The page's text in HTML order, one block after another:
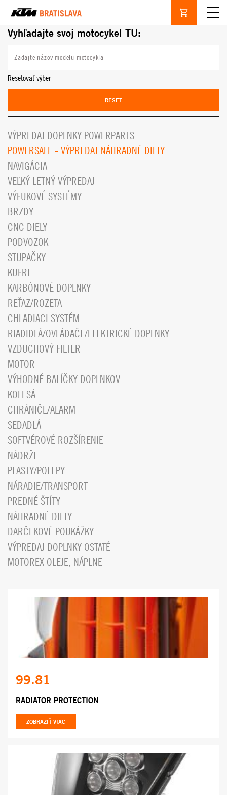
Vyhľadajte svoj motocykel TU:
Resetovať výber
RESET
VÝPREDAJ DOPLNKY POWERPARTS
POWERSALE - VÝPREDAJ NÁHRADNÉ DIELY
NAVIGÁCIA
VEĽKÝ LETNÝ VÝPREDAJ
VÝFUKOVÉ SYSTÉMY
BRZDY
CNC DIELY
PODVOZOK
STUPAČKY
KUFRE
KARBÓNOVÉ DOPLNKY
REŤAZ/ROZETA
CHLADIACI SYSTÉM
RIADIDLÁ/OVLÁDAČE/ELEKTRICKÉ DOPLNKY
VZDUCHOVÝ FILTER
MOTOR
VÝHODNÉ BALÍČKY DOPLNKOV
KOLESÁ
CHRÁNIČE/ALARM
SEDADLÁ
SOFTVÉROVÉ ROZŠÍRENIE
NÁDRŽE
PLASTY/POLEPY
NÁRADIE/TRANSPORT
PREDNÉ ŠTÍTY
NÁHRADNÉ DIELY
DARČEKOVÉ POUKÁŽKY
VÝPREDAJ DOPLNKY OSTATÉ
MOTOREX OLEJE, NÁPLNE
99.81
RADIATOR PROTECTION
ZOBRAZIŤ VIAC